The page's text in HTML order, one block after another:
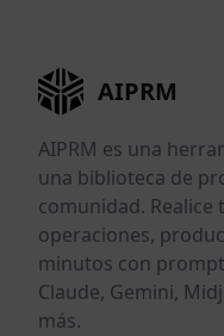
AIPRM
AIPRM es una
una biblioteca de
comunidad. Realice
operaciones,
minutos con
Claude, Gemini,
más.